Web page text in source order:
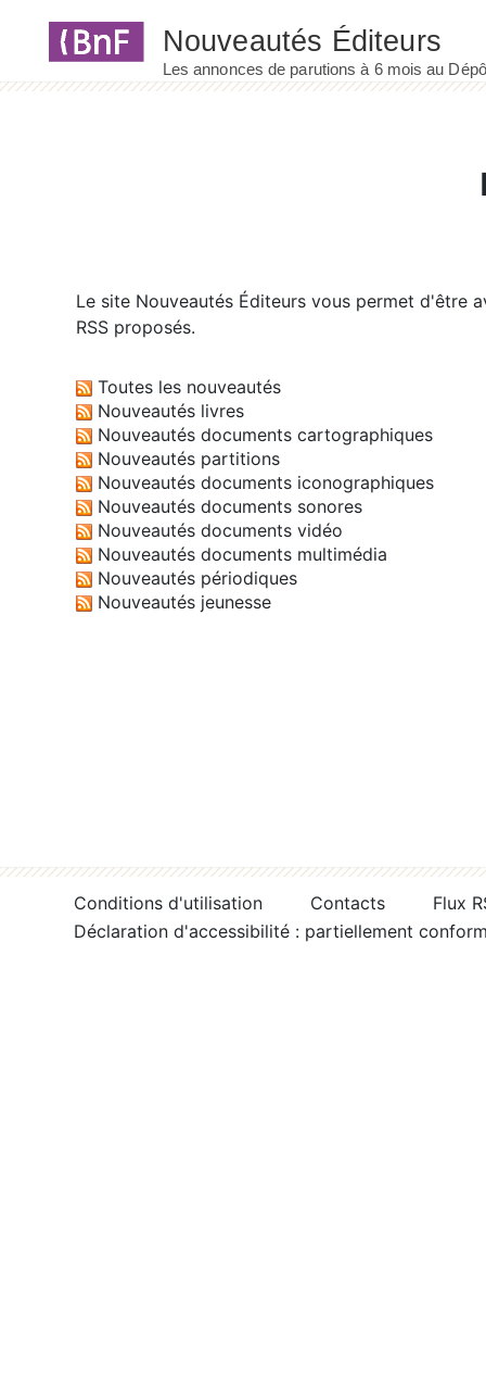
Le site Nouveautés Éditeurs vous permet d'être
RSS proposés.
Toutes les nouveautés
Nouveautés livres
Nouveautés documents cartographiques
Nouveautés partitions
Nouveautés documents iconographiques
Nouveautés documents sonores
Nouveautés documents vidéo
Nouveautés documents multimédia
Nouveautés périodiques
Nouveautés jeunesse
Conditions d'utilisation Contacts
Flux
Déclaration d'accessibilité : partiellement